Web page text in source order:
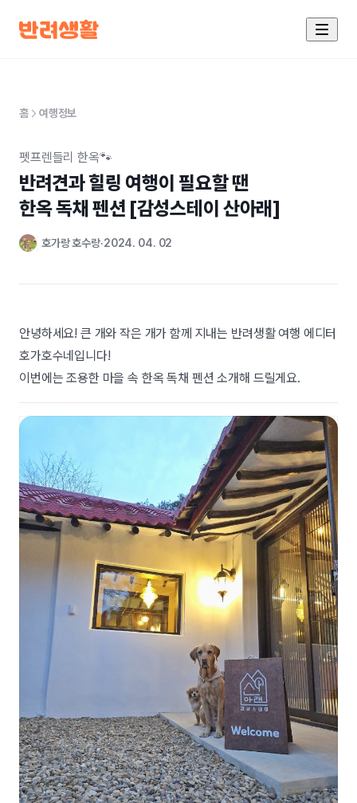
홈 여행정보
펫프렌들리 한옥🐾
반려견과 힐링 여행이 필요할 땐
한옥 독채 펜션 [감성스테이 산아래]
호가랑 호수랑 2024. 04. 02
안녕하세요! 큰 개와 작은 개가 함께 지내는 반려생활 여행 에디터
호가호수네입니다!
이번에는 조용한 마을 속 한옥 독채 펜션 소개해 드릴게요.